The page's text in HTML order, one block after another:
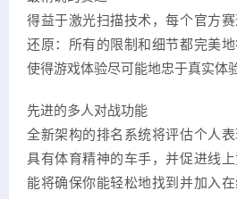
得益于激光扫描技术，每个官方
还原：所有的限制和细节都完美
使得游戏体验尽可能地忠于真实体
先进的多人对战功能
全新架构的排名系统将评估个人
具有体育精神的车手，并促进线
能将确保你能轻松地找到并加入